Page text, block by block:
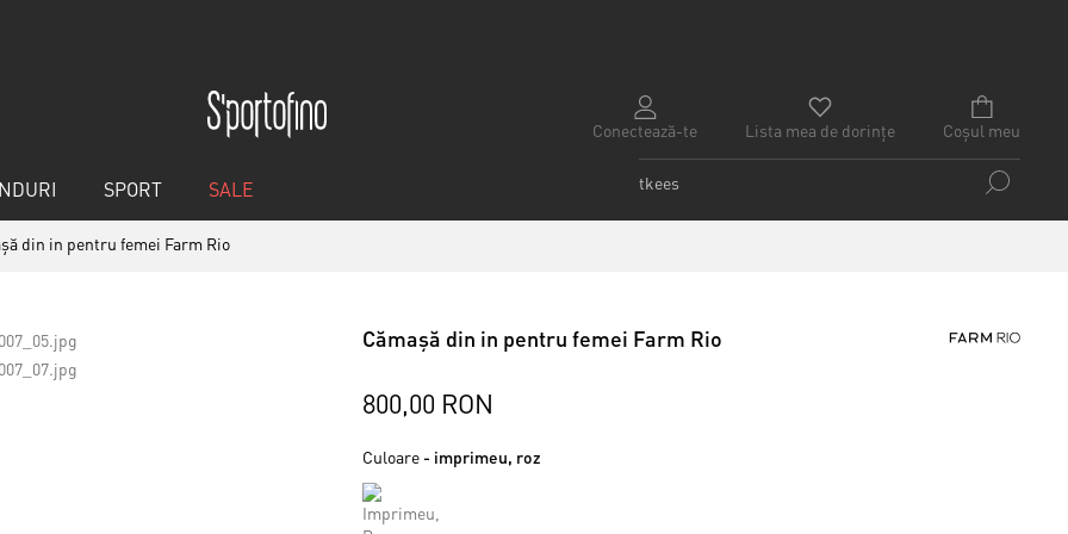
Conectează-te Coșul meu
Lista mea de dorințe
SPORT SALE
din in pentru femei Farm Rio
Cămașă din in pentru femei Farm Rio
800,00 RON
Culoare - imprimeu, roz